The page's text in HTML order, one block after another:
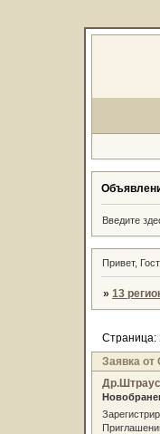
Введите
Привет,
» 13
Заявка от
Страница:
Др.Штраус